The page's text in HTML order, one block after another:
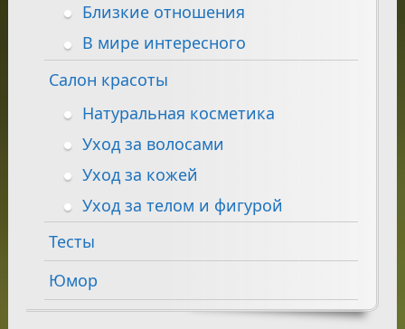
Близкие отношения
В мире интересного
Салон красоты
Натуральная косметика
Уход за волосами
Уход за кожей
Уход за телом и фигурой
Тесты
Юмор